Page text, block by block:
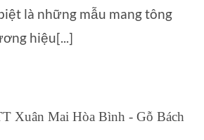
là những mẫu mang tông
hiệu[...]